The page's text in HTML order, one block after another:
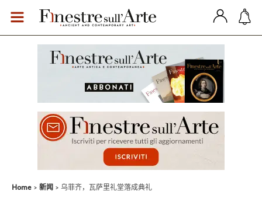
Home 新闻 乌菲齐，瓦萨里礼堂落成典礼